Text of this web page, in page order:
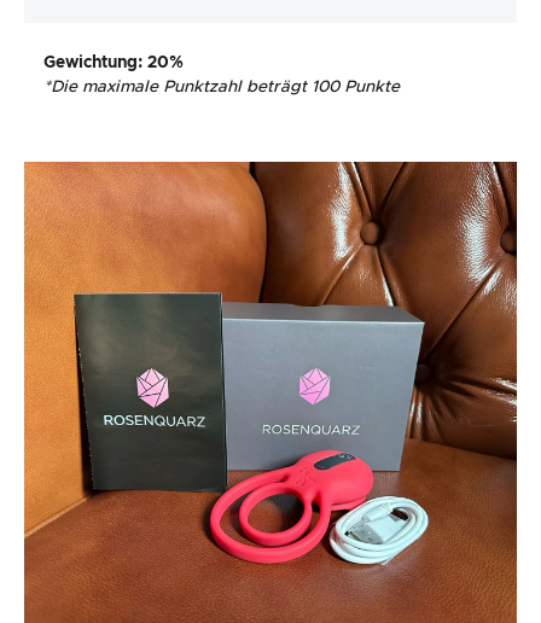
Gewichtung: 20%
*Die maximale Punktzahl beträgt 100 Punkte